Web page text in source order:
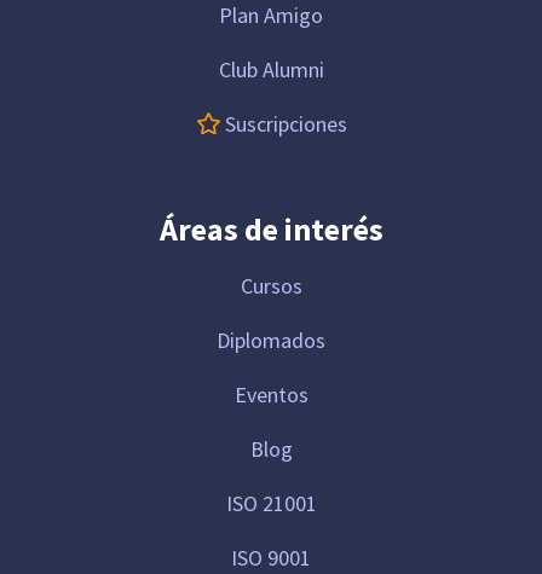
Plan Amigo
Club Alumni
Suscripciones
Áreas de interés
Cursos
Diplomados
Eventos
Blog
ISO 21001
ISO 9001